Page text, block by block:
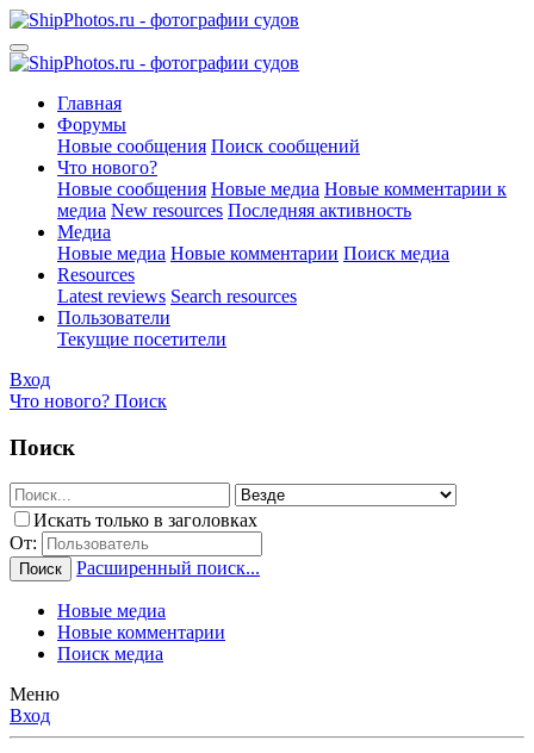
Главная
Форумы
Новые сообщения Поиск сообщений
Что нового?
Новые сообщения Новые медиа Новые комментарии к
медиа New resources Последняя активность
Медиа
Новые медиа Новые комментарии Поиск медиа
Resources
Latest reviews Search resources
Пользователи
Текущие посетители
Вход
Что нового? Поиск
Поиск
Искать только в заголовках
От:
Поиск Расширенный поиск...
Новые медиа
Новые комментарии
Поиск медиа
Меню
Вход